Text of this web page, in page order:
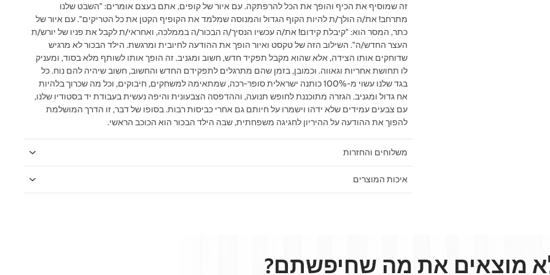
זה שמוסיף את הכיף והופך את הכל להרפתקה. עם איור של קופים, אתם בעצם אומרים: "השבט שלנו
מתרחב! את/ה הולך/ת להיות הקוף הגדול והמנוסה שמלמד את הקופיף הקטן את כל הטריקים". עם איור של
כתר, המסר הוא: "קיבלת קידום! את/ה עכשיו הנסיך/ה הבכור/ה בממלכה, ואחראי/ת לקבל את פניו של יורש/ת
העצר החדש/ה". השילוב הזה של טקסט ואיור הופך את ההודעה לחיובית ומרגשת. הילד הבכור לא מרגיש
שדוחקים אותו הצידה, אלא שהוא מקבל תפקיד חדש, חשוב ומגניב. זה הופך אותו לשותף מלא בסוד, ומעניק
לו תחושת אחריות וגאווה. וכמובן, בזמן שהם מתרגלים לתפקידם החדש והחשוב, חשוב שיהיה להם נוח. כל
בגד שלנו עשוי מ-100% כותנה ישראלית סופר-רכה, שמתאימה למשחקים, חיבוקים, וכל מה שכרוך בלהיות
אח גדול ומגניב. הגזרה מתוכננת לחופש תנועה, וההדפסה הצבעונית והיפה נעשית בעבודת יד בסטודיו שלנו,
עם צבעים עמידים שלא ידהו וישמרו על חיותם גם אחרי כביסות רבות. בסופו של דבר, זו הדרך המושלמת
להפוך את ההודעה על ההיריון לחגיגה משפחתית, שבה הילד הבכור הוא הכוכב הראשי.
משלוחים והחזרות
איכות המוצרים
מוצאים את מה שחיפשתם?